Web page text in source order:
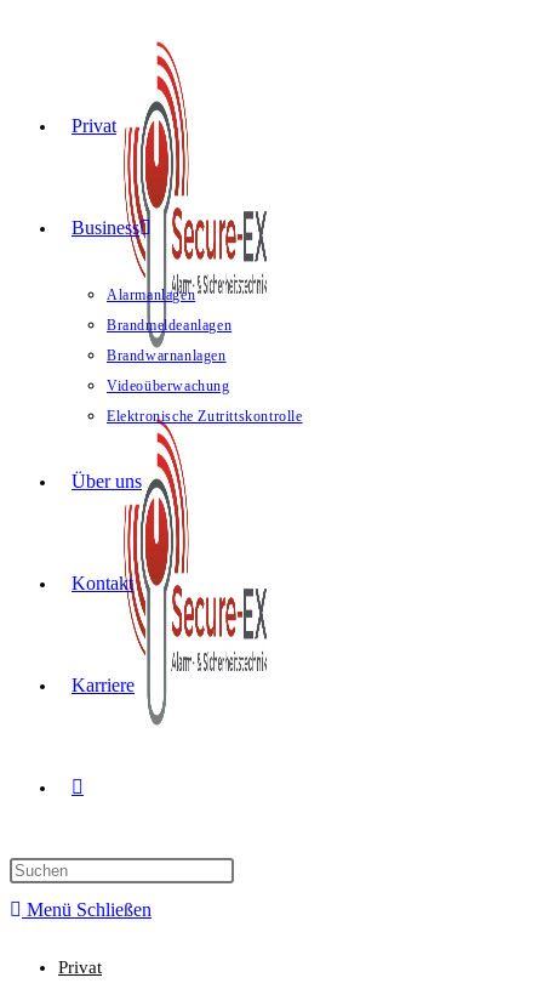
Privat
Business
Alarmanlagen
Brandmeldeanlagen
Brandwarnanlagen
Videoüberwachung
Elektronische Zutrittskontrolle
Über uns
Kontakt
Karriere
Menü Schließen
Privat